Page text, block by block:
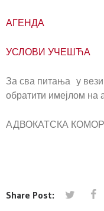
АГЕНДА
УСЛОВИ УЧЕШЋА
За сва питања у вези
обратити имејлом на
АДВОКАТСКА
Share Post: